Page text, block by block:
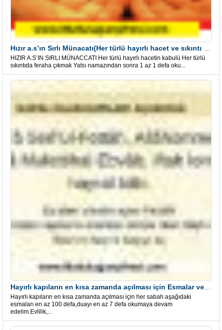
HIZIR A.S’IN SIRLI MÜNACCATI Her türlü hayırlı hacetin kabulü Her türlü
sıkıntıda feraha çıkmak Yatsı namazından sonra 1 az 1 defa oku...
Hayırlı kapıların en kısa zamanda açılması için her sabah aşağıdaki
esmaları en az 100 defa,duayı en az 7 defa okumaya devam
edelim.Evlilik,...